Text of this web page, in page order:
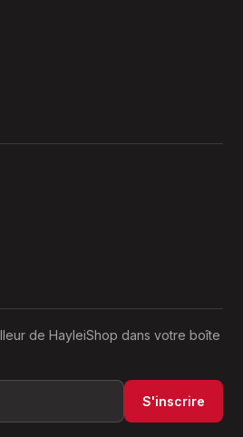
de HayleiShop dans votre boîte
S'inscrire